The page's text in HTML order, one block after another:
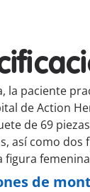
la paciente
de Action
de 69
así como dos
figura
de